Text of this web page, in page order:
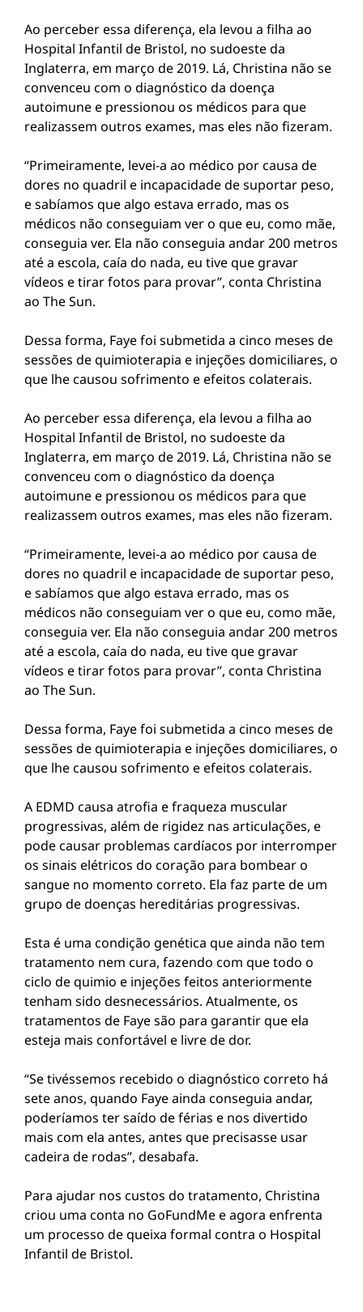
Ao perceber essa diferença, ela levou a filha ao
Hospital Infantil de Bristol, no sudoeste da
Inglaterra, em março de 2019. Lá, Christina não se
convenceu com o diagnóstico da doença
autoimune e pressionou os médicos para que
realizassem outros exames, mas eles não fizeram.
“Primeiramente, levei-a ao médico por causa de
dores no quadril e incapacidade de suportar peso,
e sabíamos que algo estava errado, mas os
médicos não conseguiam ver o que eu, como mãe,
conseguia ver. Ela não conseguia andar 200 metros
até a escola, caía do nada, eu tive que gravar
vídeos e tirar fotos para provar”, conta Christina
ao The Sun.
Dessa forma, Faye foi submetida a cinco meses de
sessões de quimioterapia e injeções domiciliares, o
que lhe causou sofrimento e efeitos colaterais.
Ao perceber essa diferença, ela levou a filha ao
Hospital Infantil de Bristol, no sudoeste da
Inglaterra, em março de 2019. Lá, Christina não se
convenceu com o diagnóstico da doença
autoimune e pressionou os médicos para que
realizassem outros exames, mas eles não fizeram.
“Primeiramente, levei-a ao médico por causa de
dores no quadril e incapacidade de suportar peso,
e sabíamos que algo estava errado, mas os
médicos não conseguiam ver o que eu, como mãe,
conseguia ver. Ela não conseguia andar 200 metros
até a escola, caía do nada, eu tive que gravar
vídeos e tirar fotos para provar”, conta Christina
ao The Sun.
Dessa forma, Faye foi submetida a cinco meses de
sessões de quimioterapia e injeções domiciliares, o
que lhe causou sofrimento e efeitos colaterais.
A EDMD causa atrofia e fraqueza muscular
progressivas, além de rigidez nas articulações, e
pode causar problemas cardíacos por interromper
os sinais elétricos do coração para bombear o
sangue no momento correto. Ela faz parte de um
grupo de doenças hereditárias progressivas.
Esta é uma condição genética que ainda não tem
tratamento nem cura, fazendo com que todo o
ciclo de quimio e injeções feitos anteriormente
tenham sido desnecessários. Atualmente, os
tratamentos de Faye são para garantir que ela
esteja mais confortável e livre de dor.
“Se tivéssemos recebido o diagnóstico correto há
sete anos, quando Faye ainda conseguia andar,
poderíamos ter saído de férias e nos divertido
mais com ela antes, antes que precisasse usar
cadeira de rodas”, desabafa.
Para ajudar nos custos do tratamento, Christina
criou uma conta no GoFundMe e agora enfrenta
um processo de queixa formal contra o Hospital
Infantil de Bristol.